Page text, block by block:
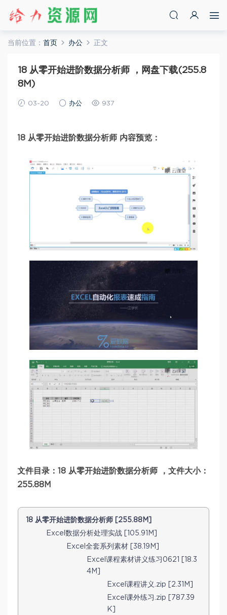
当前位置： 首页 办公 正文
18 从零开始进阶数据分析师 ，网盘下载(255.8
8M)
03-20 办公 937
18 从零开始进阶数据分析师 内容预览：
文件目录：18 从零开始进阶数据分析师 ，文件大小：
255.88M
18 从零开始进阶数据分析师 [255.88M]
Excel数据分析处理实战 [105.91M]
Excel全套系列素材 [38.19M]
Excel课程素材讲义练习0621 [18.3
4M]
Excel课程讲义.zip [2.31M]
Excel课外练习.zip [787.39
K]